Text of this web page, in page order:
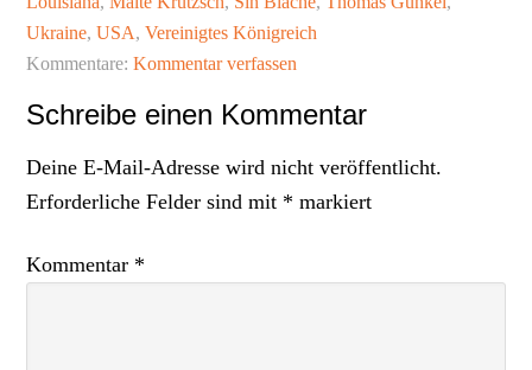
Ukraine,USA,Vereinigtes Königreich
Kommentare:Kommentar verfassen
Leser-
Interaktionen
Schreibe einen Kommentar
Deine E-Mail-Adresse wird nicht veröffentlicht.
Erforderliche Felder sind mit * markiert
Kommentar *